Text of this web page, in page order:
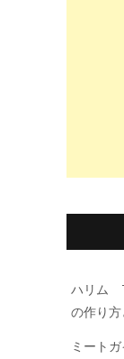
ハリム
の作り
ミート